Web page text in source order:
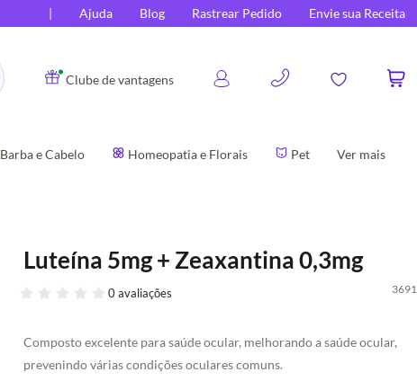
Ajuda Blog Rastrear Pedido Envie sua Receita
Clube de vantagens
0
Barba e Cabelo Homeopatia e Florais Pet Ver mais
Luteína 5mg + Zeaxantina 0,3mg
3691
0 avaliações
Composto excelente para saúde ocular, melhorando a saúde ocular,
prevenindo várias condições oculares comuns.